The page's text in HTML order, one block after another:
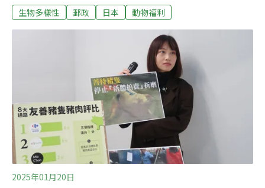
動物。哺乳類與鳥類是既有的禁運對象，新規增列爬蟲
示寫成其他未被禁止的動物，就無法遏止非法寄送。長久
漏洞：未檢查、未全面禁運活體動物 現行日本郵便公司活
體動物運送規定，禁止運送哺乳類動物，但魚蝦貝類、昆
蟲類（獨角仙、鍬形蟲等）、爬蟲類（烏龜、鱉、蜥蜴
等）等活體動物均可運送，短程運輸的小型鳥類如鴿子、
小型鸚鵡也可運送。4月後，將禁止運送爬蟲類。
生物多樣性 郵政 日本 動物福利
2025年01月20日